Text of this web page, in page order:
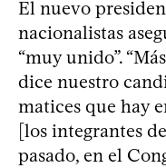
El nuevo
nacionalistas
“muy unido”.
dice nuestro
matices que hay
[los integrantes
pasado, en el